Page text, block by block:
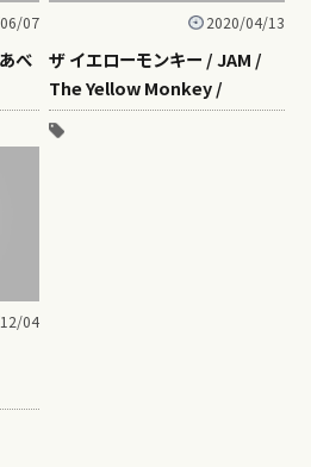
07
べ
2020/04/13
ザ イエローモンキー / JAM /
The Yellow Monkey /
04